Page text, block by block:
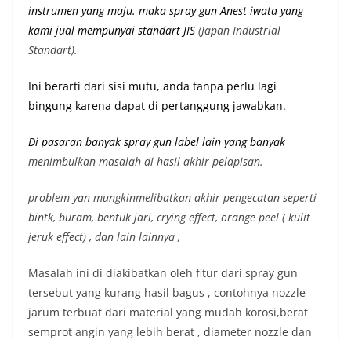
instrumen yang maju. maka spray gun Anest iwata yang
kami jual mempunyai standart JIS (Japan Industrial
Standart).
Ini berarti dari sisi mutu, anda tanpa perlu lagi
bingung karena dapat di pertanggung jawabkan.
Di pasaran banyak spray gun label lain yang banyak
menimbulkan masalah di hasil akhir pelapisan.
problem yan mungkinmelibatkan akhir pengecatan seperti
bintk, buram, bentuk jari, crying effect, orange peel ( kulit
jeruk effect) , dan lain lainnya ,
Masalah ini di diakibatkan oleh fitur dari spray gun
tersebut yang kurang hasil bagus , contohnya nozzle
jarum terbuat dari material yang mudah korosi,berat
semprot angin yang lebih berat , diameter nozzle dan